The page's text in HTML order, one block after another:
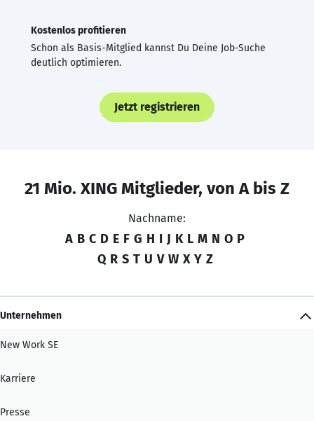
Kostenlos profitieren
Schon als Basis-Mitglied kannst Du Deine Job-Suche
deutlich optimieren.
Jetzt registrieren
21 Mio. XING Mitglieder, von A bis Z
Nachname:
A B C D E F G H I J K L M N O P
Q R S T U V W X Y Z
Unternehmen
New Work SE
Karriere
Presse